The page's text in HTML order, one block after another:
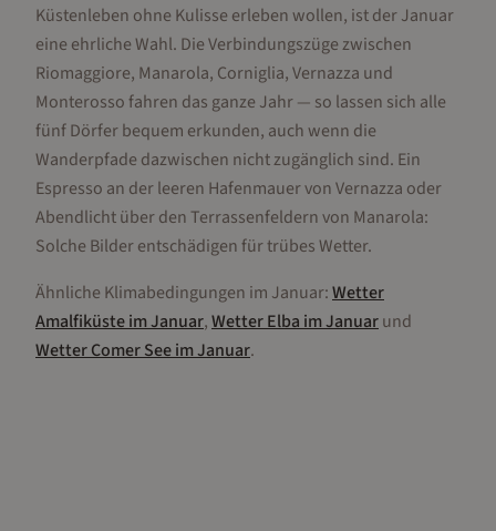
Küstenleben ohne Kulisse erleben wollen, ist der Januar
eine ehrliche Wahl. Die Verbindungszüge zwischen
Riomaggiore, Manarola, Corniglia, Vernazza und
Monterosso fahren das ganze Jahr — so lassen sich alle
fünf Dörfer bequem erkunden, auch wenn die
Wanderpfade dazwischen nicht zugänglich sind. Ein
Espresso an der leeren Hafenmauer von Vernazza oder
Abendlicht über den Terrassenfeldern von Manarola:
Solche Bilder entschädigen für trübes Wetter.
Ähnliche Klimabedingungen im Januar:Wetter
AmalfiküsteimJanuar,WetterElba imJanuarund
WetterComer SeeimJanuar.